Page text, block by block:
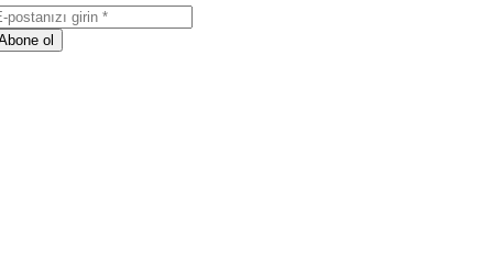
ol